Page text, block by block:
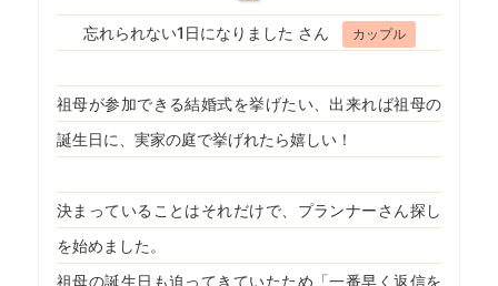
忘れられない1日になりました さん カップル
祖母が参加できる結婚式を挙げたい、出来れば祖母の
誕生日に、実家の庭で挙げれたら嬉しい！
決まっていることはそれだけで、プランナーさん探し
を始めました。
祖母の誕生日も迫ってきていたため「一番早く返信を